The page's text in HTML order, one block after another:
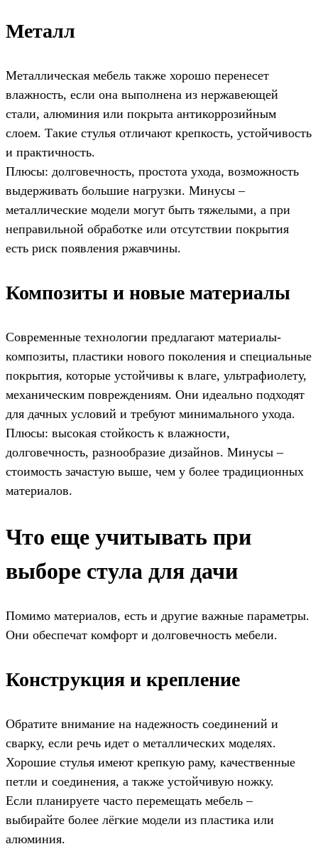
Металл
Металлическая мебель также хорошо перенесет
влажность, если она выполнена из нержавеющей
стали, алюминия или покрыта антикоррозийным
слоем. Такие стулья отличают крепкость, устойчивость
и практичность.
Плюсы: долговечность, простота ухода, возможность
выдерживать большие нагрузки. Минусы –
металлические модели могут быть тяжелыми, а при
неправильной обработке или отсутствии покрытия
есть риск появления ржавчины.
Композиты и новые материалы
Современные технологии предлагают материалы-
композиты, пластики нового поколения и специальные
покрытия, которые устойчивы к влаге, ультрафиолету,
механическим повреждениям. Они идеально подходят
для дачных условий и требуют минимального ухода.
Плюсы: высокая стойкость к влажности,
долговечность, разнообразие дизайнов. Минусы –
стоимость зачастую выше, чем у более традиционных
материалов.
Что еще учитывать при
выборе стула для дачи
Помимо материалов, есть и другие важные параметры.
Они обеспечат комфорт и долговечность мебели.
Конструкция и крепление
Обратите внимание на надежность соединений и
сварку, если речь идет о металлических моделях.
Хорошие стулья имеют крепкую раму, качественные
петли и соединения, а также устойчивую ножку.
Если планируете часто перемещать мебель –
выбирайте более лёгкие модели из пластика или
алюминия.